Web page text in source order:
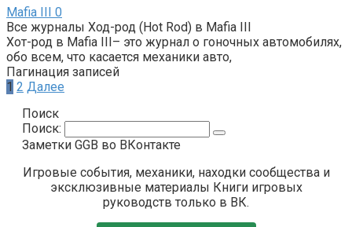
Mafia III 0
Все журналы Ход-род (Hot Rod) в Mafia III
Хот-род в Mafia III– это журнал о гоночных автомобилях,
обо всем, что касается механики авто,
Пагинация записей
1 2 Далее
Поиск
Поиск:
Заметки GGB во ВКонтакте
Игровые события, механики, находки сообщества и
эксклюзивные материалы Книги игровых
руководств только в ВК.